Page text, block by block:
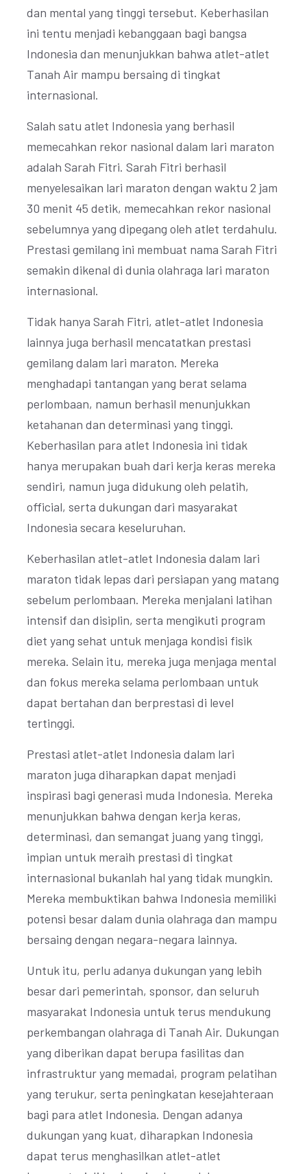
dan mental yang tinggi tersebut. Keberhasilan
ini tentu menjadi kebanggaan bagi bangsa
Indonesia dan menunjukkan bahwa atlet-atlet
Tanah Air mampu bersaing di tingkat
internasional.
Salah satu atlet Indonesia yang berhasil
memecahkan rekor nasional dalam lari maraton
adalah Sarah Fitri. Sarah Fitri berhasil
menyelesaikan lari maraton dengan waktu 2 jam
30 menit 45 detik, memecahkan rekor nasional
sebelumnya yang dipegang oleh atlet terdahulu.
Prestasi gemilang ini membuat nama Sarah Fitri
semakin dikenal di dunia olahraga lari maraton
internasional.
Tidak hanya Sarah Fitri, atlet-atlet Indonesia
lainnya juga berhasil mencatatkan prestasi
gemilang dalam lari maraton. Mereka
menghadapi tantangan yang berat selama
perlombaan, namun berhasil menunjukkan
ketahanan dan determinasi yang tinggi.
Keberhasilan para atlet Indonesia ini tidak
hanya merupakan buah dari kerja keras mereka
sendiri, namun juga didukung oleh pelatih,
official, serta dukungan dari masyarakat
Indonesia secara keseluruhan.
Keberhasilan atlet-atlet Indonesia dalam lari
maraton tidak lepas dari persiapan yang matang
sebelum perlombaan. Mereka menjalani latihan
intensif dan disiplin, serta mengikuti program
diet yang sehat untuk menjaga kondisi fisik
mereka. Selain itu, mereka juga menjaga mental
dan fokus mereka selama perlombaan untuk
dapat bertahan dan berprestasi di level
tertinggi.
Prestasi atlet-atlet Indonesia dalam lari
maraton juga diharapkan dapat menjadi
inspirasi bagi generasi muda Indonesia. Mereka
menunjukkan bahwa dengan kerja keras,
determinasi, dan semangat juang yang tinggi,
impian untuk meraih prestasi di tingkat
internasional bukanlah hal yang tidak mungkin.
Mereka membuktikan bahwa Indonesia memiliki
potensi besar dalam dunia olahraga dan mampu
bersaing dengan negara-negara lainnya.
Untuk itu, perlu adanya dukungan yang lebih
besar dari pemerintah, sponsor, dan seluruh
masyarakat Indonesia untuk terus mendukung
perkembangan olahraga di Tanah Air. Dukungan
yang diberikan dapat berupa fasilitas dan
infrastruktur yang memadai, program pelatihan
yang terukur, serta peningkatan kesejahteraan
bagi para atlet Indonesia. Dengan adanya
dukungan yang kuat, diharapkan Indonesia
dapat terus menghasilkan atlet-atlet